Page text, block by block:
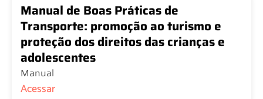
Manual de Boas Práticas de
Transporte: promoção ao turismo e
proteção dos direitos das crianças e
adolescentes
Manual
Acessar